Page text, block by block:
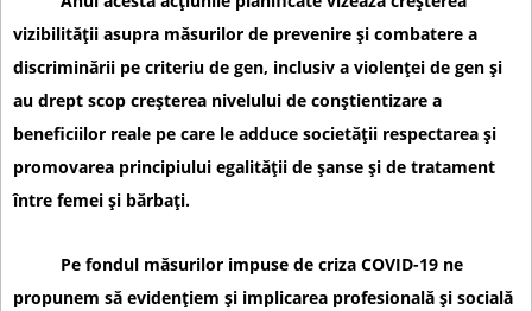
vizibilității asupra măsurilor de prevenire și combatere a
discriminării pe criteriu de gen, inclusiv a violenței de gen și
au drept scop creșterea nivelului de conștientizare a
beneficiilor reale pe care le adduce societății respectarea și
promovarea principiului egalității de șanse și de tratament
între femei și bărbați.
Pe fondul măsurilor impuse de criza COVID-19 ne
propunem să evidențiem și implicarea profesională și socială